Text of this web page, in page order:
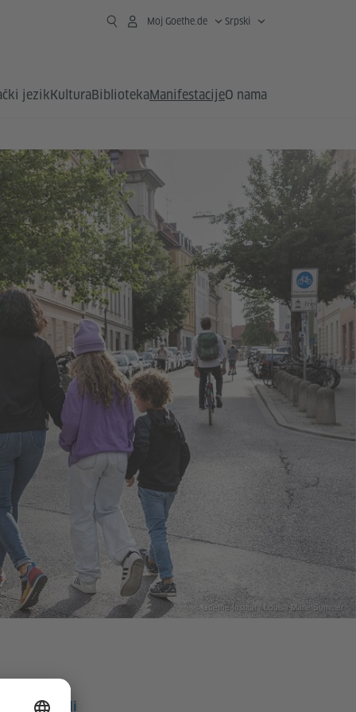
Moj Goethe.de Srpski
jezikKulturaBibliotekaManifestacijeO nama
© Goethe-Institut / Louisa Marie Summer
Podeli